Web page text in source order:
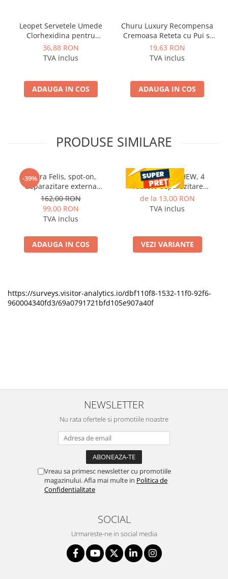
Leopet Servetele Umede
Clorhexidina pentru
Animale de Companie 100
Buc
36,88 RON
TVA inclus
ADAUGA IN COS
Churu Luxury Recompensa
Cremoasa Reteta cu Pui si
Vita Wagyu
19,63 RON
TVA inclus
ADAUGA IN COS
PRODUSE SIMILARE
-39%
Vectra Felis, spot-on,
deparazitare externa
pentru pisici, 3 pipete
162,00 RON
99,00 RON
TVA inclus
ADAUGA IN COS
CESTAL PLUS CHEW, 4
Tablete deparazitare
interna pentru caini
de la 13,00 RON
TVA inclus
VEZI VARIANTE
https://surveys.visitor-analytics.io/dbf110f8-1532-11f0-92f6-
960004340fd3/69a0791721bfd105e907a40f
NEWSLETTER
Nu rata ofertele si promotiile noastre
Vreau sa primesc newsletter cu promotiile
magazinului. Afla mai multe in Politica de
Confidentialitate
SOCIAL
Urmareste-ne in social media